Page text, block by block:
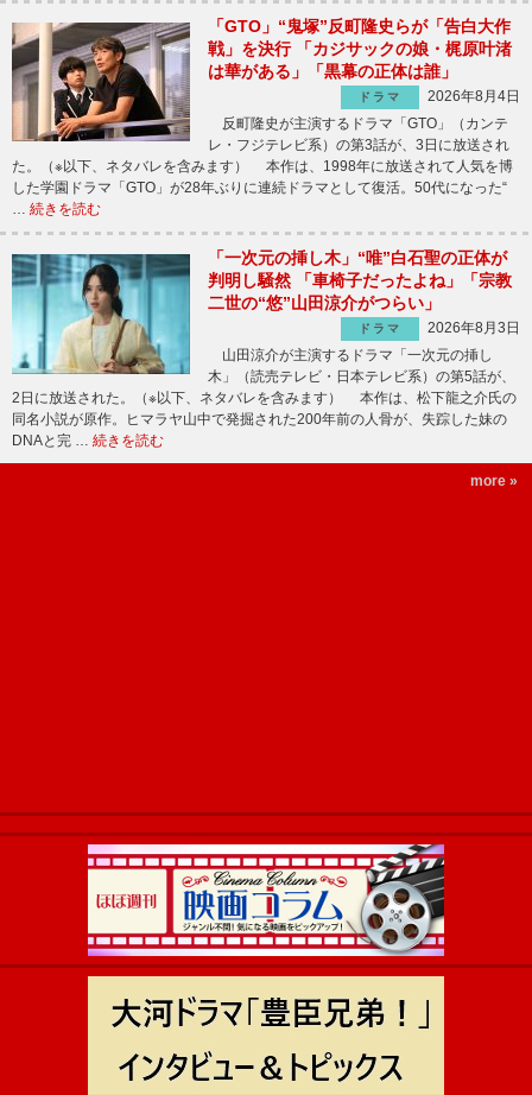
「GTO」“鬼塚”反町隆史らが「告白大作
戦」を決行 「カジサックの娘・梶原叶渚
は華がある」「黒幕の正体は誰」
ドラマ
2026年8月4日
反町隆史が主演するドラマ「GTO」（カンテ
レ・フジテレビ系）の第3話が、3日に放送され
た。（※以下、ネタバレを含みます） 本作は、1998年に放送されて人気を博
した学園ドラマ「GTO」が28年ぶりに連続ドラマとして復活。50代になった“
続きを読む
「一次元の挿し木」“唯”白石聖の正体が
判明し騒然 「車椅子だったよね」「宗教
二世の“悠”山田涼介がつらい」
ドラマ
2026年8月3日
山田涼介が主演するドラマ「一次元の挿し
木」（読売テレビ・日本テレビ系）の第5話が、
2日に放送された。（※以下、ネタバレを含みます） 本作は、松下龍之介氏の
同名小説が原作。ヒマラヤ山中で発掘された200年前の人骨が、失踪した妹の
DNAと完 … 続きを読む
more »